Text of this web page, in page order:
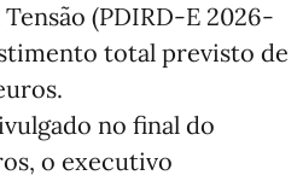
(PDIRD-E 2026-
total previsto de
no final do
o executivo